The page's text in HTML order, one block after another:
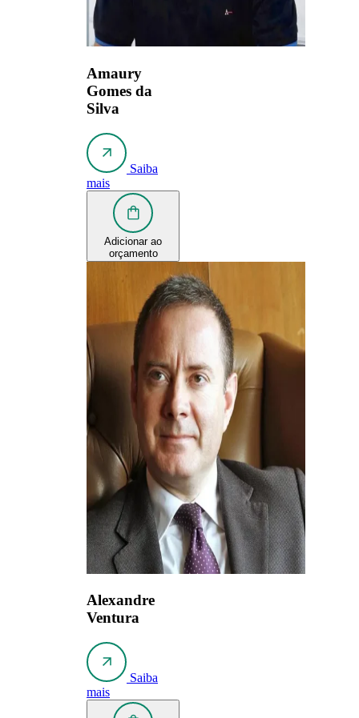
Amaury
Gomes da
Silva
Saiba
mais
Adicionar ao
orçamento
Alexandre
Ventura
Saiba
mais